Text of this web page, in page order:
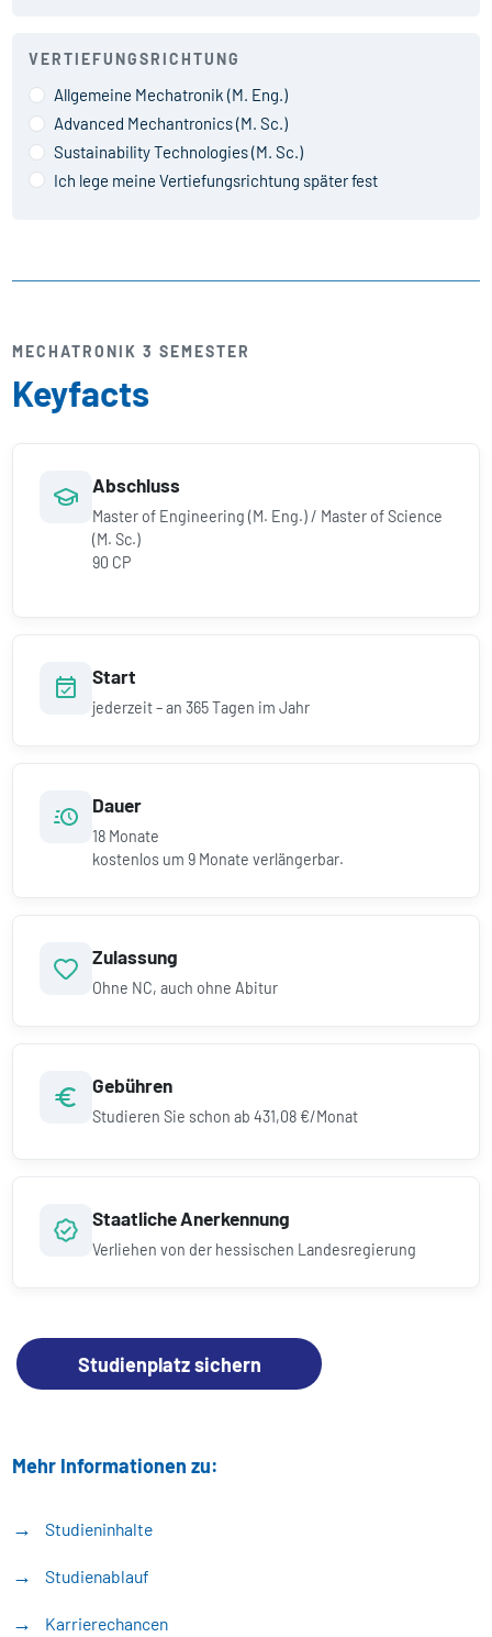
VERTIEFUNGSRICHTUNG
Allgemeine Mechatronik (M. Eng.)
Advanced Mechantronics (M. Sc.)
Sustainability Technologies (M. Sc.)
Ich lege meine Vertiefungsrichtung später fest
MECHATRONIK 3 SEMESTER
Keyfacts
Abschluss
Master of Engineering (M. Eng.) / Master of Science
(M. Sc.)
90 CP
Start
jederzeit – an 365 Tagen im Jahr
Dauer
18 Monate
kostenlos um9 Monate verlängerbar.
Zulassung
Ohne NC, auch ohne Abitur
Gebühren
Studieren Sie schon ab431,08 €/Monat
Staatliche Anerkennung
Verliehen von der hessischen Landesregierung
Studienplatz sichern
Mehr Informationen zu:
Studieninhalte
Studienablauf
Karrierechancen